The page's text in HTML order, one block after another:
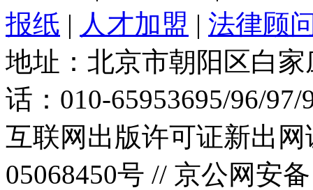
报纸 | 人才加盟 | 法律顾
地址：北京市朝阳区白
话：010-65953695/96/
互联网出版许可证新出
05068450号 // 京公网安